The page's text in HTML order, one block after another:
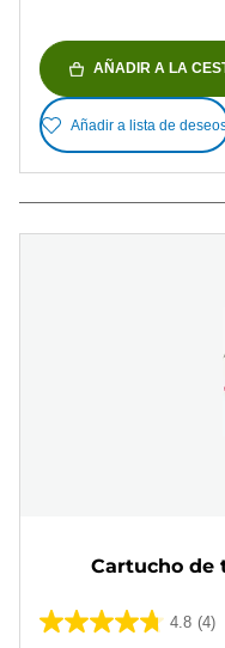
AÑADIR A LA
Añadir a lista de
Cartucho de
4.8 (4)
4.8